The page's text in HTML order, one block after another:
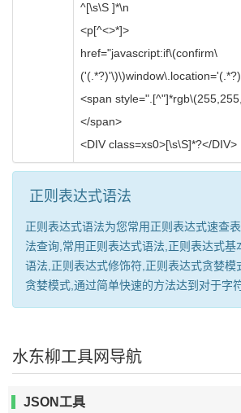
^[\s\S ]*\n
<p[^<>*]>
href="javascript:if\(confirm\
<span
</span>
<DIV class=xs0>[\s\S]*?</DIV>
正则表达式语法
正则表达式语法为您常用正则表达式速查
法查询,常用正则表达式语法,正则表达式基
语法,正则表达式修饰符,正则表达式贪婪模
贪婪模式,通过简单快速的方法达到对于字
水东柳工具网导航
JSON工具